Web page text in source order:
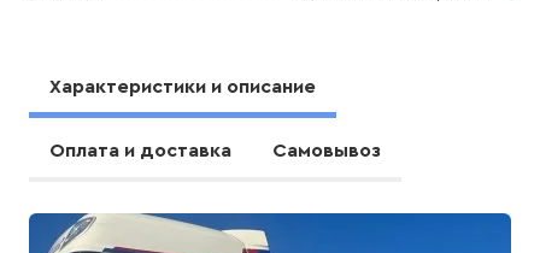
Характеристики и описание
Оплата и доставка Самовывоз